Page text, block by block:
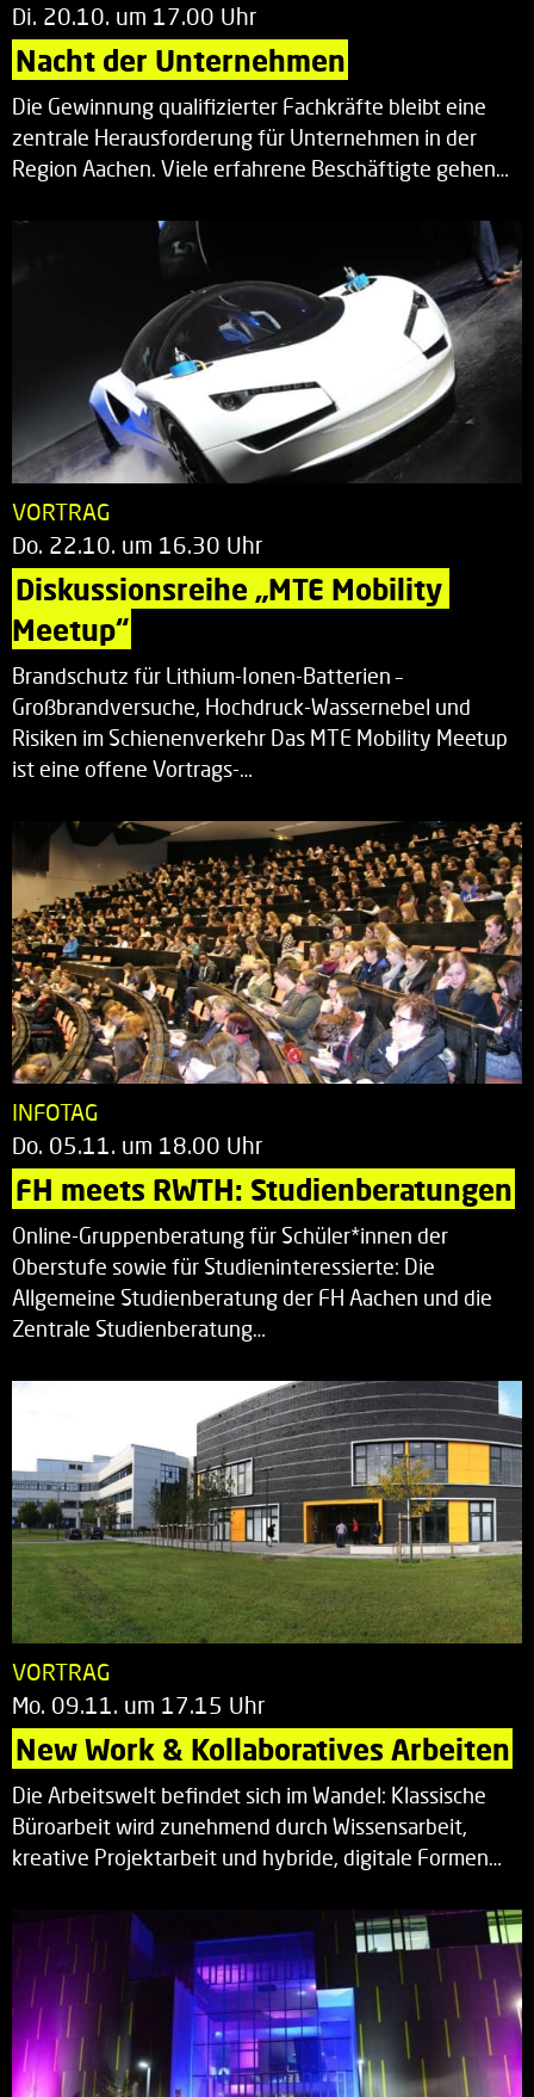
Di. 20.10. um 17.00 Uhr
Nacht der Unternehmen
Die Gewinnung qualifizierter Fachkräfte bleibt eine
zentrale Herausforderung für Unternehmen in der
Region Aachen. Viele erfahrene Beschäftigte gehen…
VORTRAG
Do. 22.10. um 16.30 Uhr
Diskussionsreihe „MTE Mobility
Meetup“
Brandschutz für Lithium-Ionen-Batterien –
Großbrandversuche, Hochdruck-Wassernebel und
Risiken im Schienenverkehr Das MTE Mobility Meetup
ist eine offene Vortrags-…
INFOTAG
Do. 05.11. um 18.00 Uhr
FH meets RWTH: Studienberatungen
Online-Gruppenberatung für Schüler*innen der
Oberstufe sowie für Studieninteressierte: Die
Allgemeine Studienberatung der FH Aachen und die
Zentrale Studienberatung…
VORTRAG
Mo. 09.11. um 17.15 Uhr
New Work & Kollaboratives Arbeiten
Die Arbeitswelt befindet sich im Wandel: Klassische
Büroarbeit wird zunehmend durch Wissensarbeit,
kreative Projektarbeit und hybride, digitale Formen…